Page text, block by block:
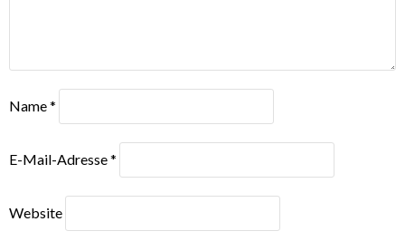
Name*
E-Mail-Adresse*
Website